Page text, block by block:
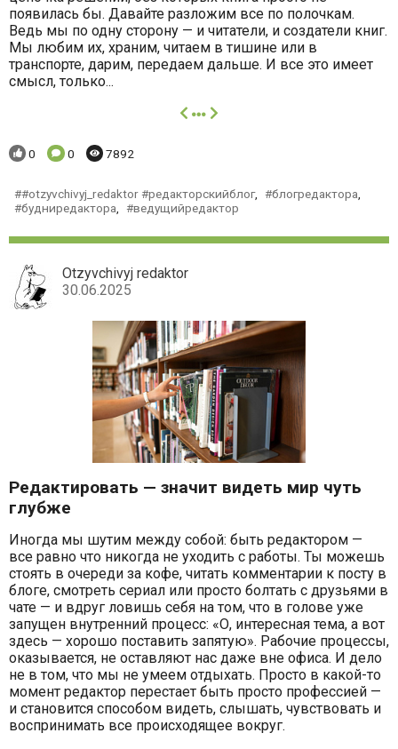
появилась бы. Давайте разложим все по полочкам.
Ведь мы по одну сторону — и читатели, и создатели книг.
Мы любим их, храним, читаем в тишине или в
транспорте, дарим, передаем дальше. И все это имеет
смысл, только...
далее
Понравилось:
0 Комментариев:
0 Просмотров:
7892
#otzyvchivyj_redaktor #редакторскийблог, блогредактора,
будниредактора, ведущийредактор
Otzyvchivyj redaktor
30.06.2025
Редактировать — значит видеть мир чуть
глубже
Иногда мы шутим между собой: быть редактором —
все равно что никогда не уходить с работы. Ты можешь
стоять в очереди за кофе, читать комментарии к посту в
блоге, смотреть сериал или просто болтать с друзьями в
чате — и вдруг ловишь себя на том, что в голове уже
запущен внутренний процесс: «О, интересная тема, а вот
здесь — хорошо поставить запятую». Рабочие процессы,
оказывается, не оставляют нас даже вне офиса. И дело
не в том, что мы не умеем отдыхать. Просто в какой-то
момент редактор перестает быть просто профессией —
и становится способом видеть, слышать, чувствовать и
воспринимать все происходящее вокруг.